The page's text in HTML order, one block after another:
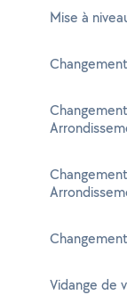
Mise à
Vidange de